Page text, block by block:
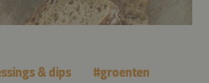
& dips #groenten